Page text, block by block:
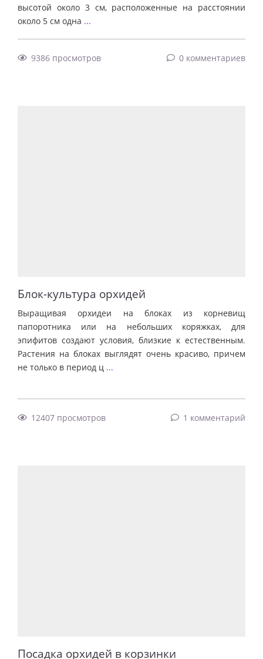
высотой около 3 см, расположенные на расстоянии
около 5 см одна ...
9386 просмотров 0 комментариев
Блок-культура орхидей
Выращивая орхидеи на блоках из корневищ
папоротника или на небольших коряжках, для
эпифитов создают условия, близкие к естественным.
Растения на блоках выглядят очень красиво, причем
не только в период ц ...
12407 просмотров 1 комментарий
Посадка орхидей в корзинки